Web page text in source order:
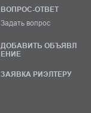
ВОПРОС-ОТВЕТ
Задать вопрос
ДОБАВИТЬ ОБЪЯВЛ
ЕНИЕ
ЗАЯВКА РИЭЛТЕРУ